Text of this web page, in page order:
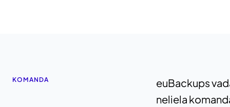
KOMANDA
euBackups
neliela